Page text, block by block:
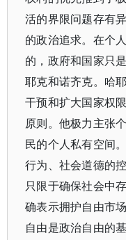
活的界限问题存有
的政治追求。在个
的，政府和国家只
耶克和诺齐克。哈
干预和扩大国家权
原则。他极力主张
民的个人私有空间
行为、社会道德的
只限于确保社会中
确表示拥护自由市
自由是政治自由的